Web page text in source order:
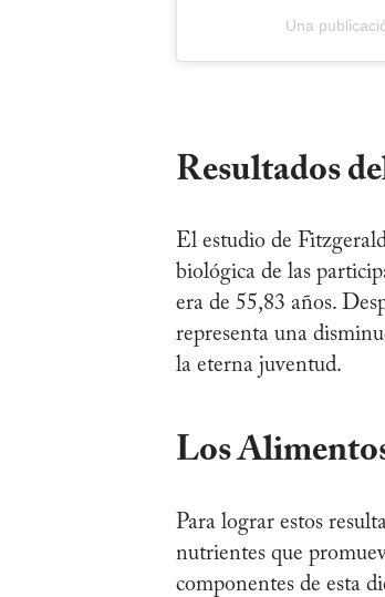
Una
Resultados
El estudio de
biológica de las
era de 55,83 años.
representa una
la eterna juventud.
Los
Para lograr estos
nutrientes que
componentes de esta